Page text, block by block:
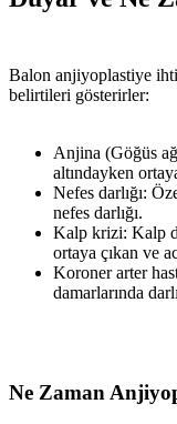
Balon anjiyoplastiye
belirtileri gösterirler:
Anjina (Göğüs
altındayken
Nefes darlığı:
nefes darlığı.
Kalp krizi: Kalp
ortaya çıkan ve
Koroner arter
damarlarında
Ne Zaman